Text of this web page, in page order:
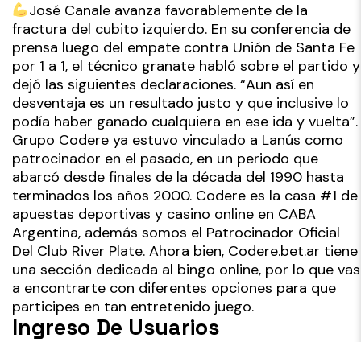
José Canale avanza favorablemente de la
fractura del cubito izquierdo. En su conferencia de
prensa luego del empate contra Unión de Santa Fe
por 1 a 1, el técnico granate habló sobre el partido y
dejó las siguientes declaraciones. “Aun así en
desventaja es un resultado justo y que inclusive lo
podía haber ganado cualquiera en ese ida y vuelta”.
Grupo Codere ya estuvo vinculado a Lanús como
patrocinador en el pasado, en un periodo que
abarcó desde finales de la década del 1990 hasta
terminados los años 2000. Codere es la casa #1 de
apuestas deportivas y casino online en CABA
Argentina, además somos el Patrocinador Oficial
Del Club River Plate. Ahora bien, Codere.bet.ar tiene
una sección dedicada al bingo online, por lo que vas
a encontrarte con diferentes opciones para que
participes en tan entretenido juego.
Ingreso De Usuarios